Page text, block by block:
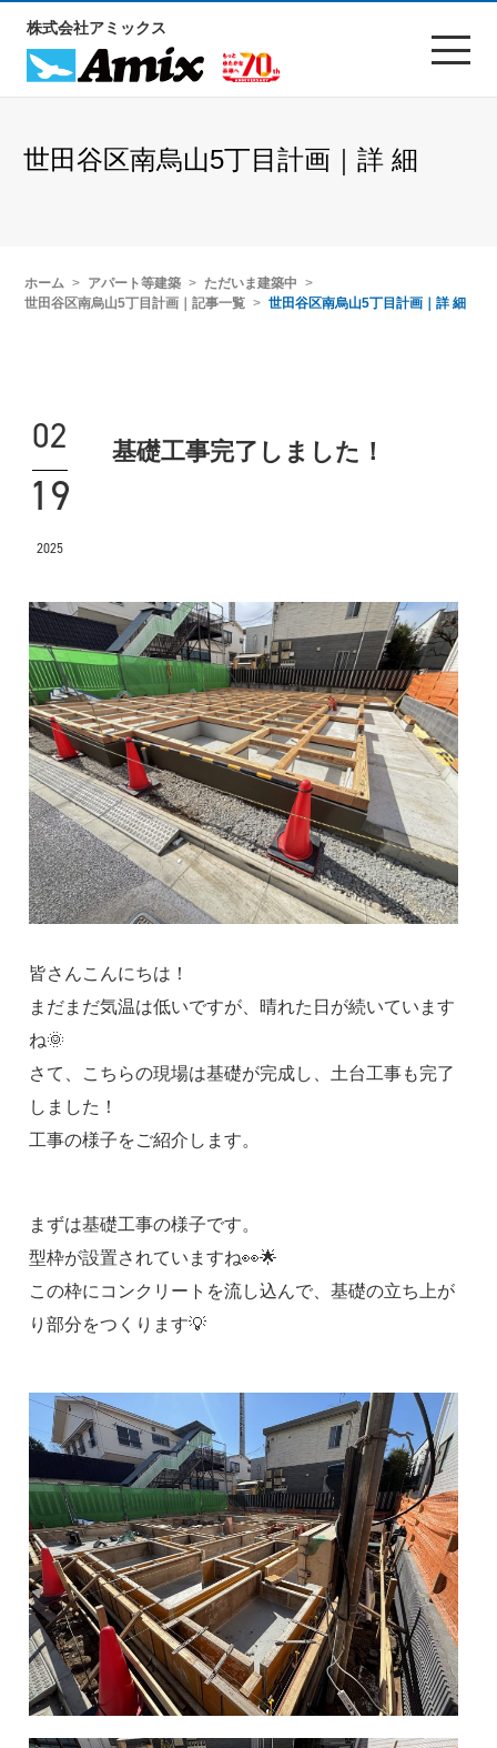
株式会社アミックス
世田谷区南烏山5丁目計画｜詳 細
ホーム アパート等建築
ただいま建築中
世田谷区南烏山5丁目計画｜記事一覧
世田谷区南烏山5丁目計画｜詳 細
02
19
2025
基礎工事完了しました！
皆さんこんにちは！
まだまだ気温は低いですが、晴れた日が続いています
ね🌞
さて、こちらの現場は基礎が完成し、土台工事も完了
しました！
工事の様子をご紹介します。
まずは基礎工事の様子です。
型枠が設置されていますね👀🌟
この枠にコンクリートを流し込んで、基礎の立ち上が
り部分をつくります💡